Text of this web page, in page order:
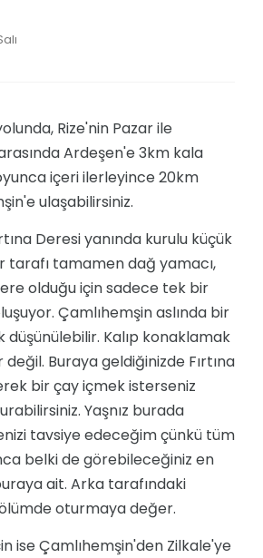
Rize'nin Pazar ile
Ardeşen'e 3km kala
içeri ilerleyince 20km
ulaşabilirsiniz.
Deresi yanında kurulu küçük
tarafı tamamen dağ yamacı,
olduğu için sadece tek bir
Çamlıhemşin aslında bir
Kalıp konaklamak
Buraya geldiğinizde Fırtına
bir çay içmek isterseniz
Yaşnız burada
tavsiye edeceğim çünkü tüm
belki de görebileceğiniz en
ait. Arka tarafındaki
oturmaya değer.
ise Çamlıhemşin'den Zilkale'ye